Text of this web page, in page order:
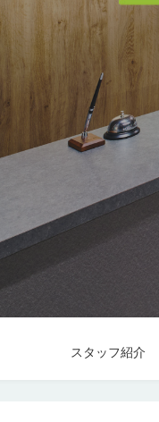
スタッフ紹介